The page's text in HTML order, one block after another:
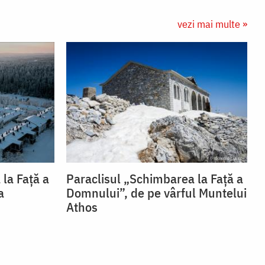
vezi mai multe »
Față a
Paraclisul „Schimbarea la Față a
Domnului”, de pe vârful Muntelui
Athos